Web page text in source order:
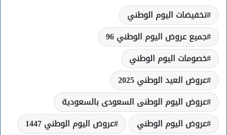
تخفيضات اليوم الوطني
جميع عروض اليوم الوطني 96
خصومات اليوم الوطني
عروض العيد الوطني 2025
عروض اليوم الوطنى السعودى بالسعودية
عروض اليوم الوطني
عروض اليوم الوطني 1447